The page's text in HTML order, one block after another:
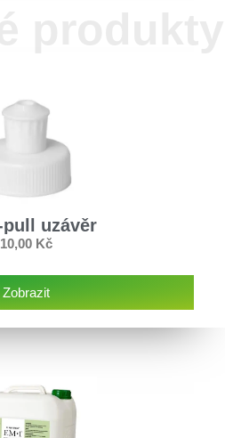
pull uzávěr
10,00 Kč
Zobrazit